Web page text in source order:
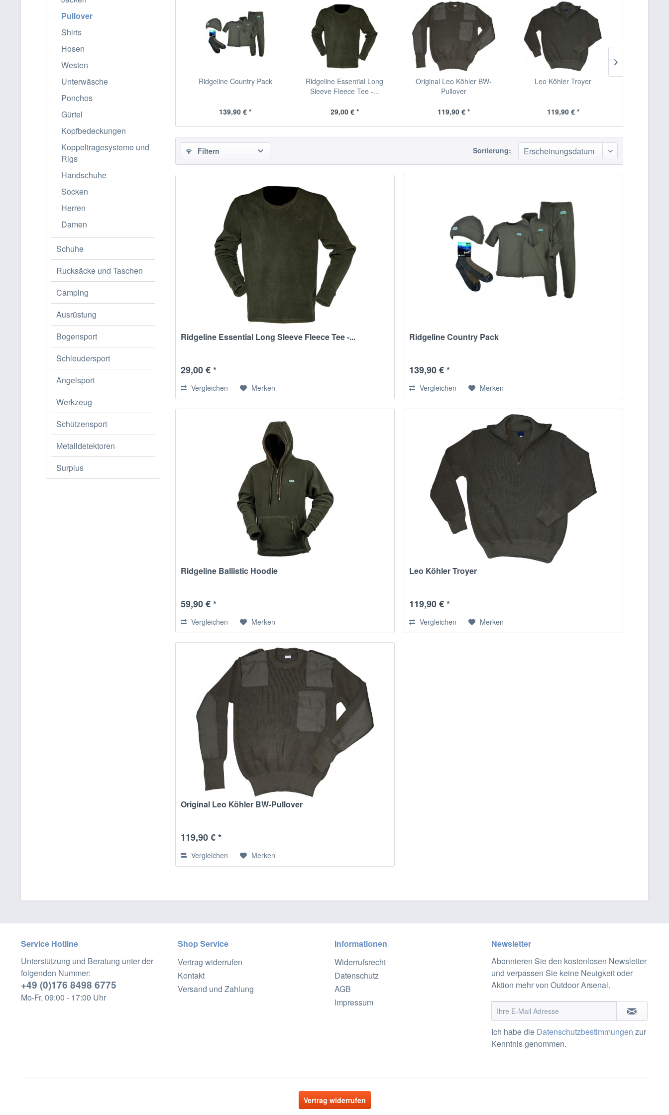
Pullover
Shirts
Hosen
Westen
Unterwäsche
Ponchos
Gürtel
Kopfbedeckungen
Koppeltragesysteme und
Rigs
Handschuhe
Socken
Herren
Damen
Schuhe
Rucksäcke und Taschen
Camping
Ausrüstung
Bogensport
Schleudersport
Angelsport
Werkzeug
Schützensport
Metalldetektoren
Surplus
Ridgeline Country Pack
139,90 € *
Ridgeline Essential Long
Sleeve Fleece Tee -...
29,00 € *
Original Leo Köhler BW-
Pullover
119,90 € *
Leo Köhler Troyer
119,90 € *
Filtern Sortierung:
Ridgeline Essential Long Sleeve Fleece Tee -...
29,00 € *
Vergleichen Merken
Ridgeline Country Pack
139,90 € *
Vergleichen Merken
Ridgeline Ballistic Hoodie
59,90 € *
Vergleichen Merken
Leo Köhler Troyer
119,90 € *
Vergleichen Merken
Original Leo Köhler BW-Pullover
119,90 € *
Vergleichen Merken
Service Hotline
Unterstützung und Beratung unter der
folgenden Nummer:
+49 (0)176 8498 6775
Mo-Fr, 09:00 - 17:00 Uhr
Shop Service
Vertrag widerrufen
Kontakt
Versand und Zahlung
Informationen
Widerrufsrecht
Datenschutz
AGB
Impressum
Newsletter
Abonnieren Sie den kostenlosen Newsletter
und verpassen Sie keine Neuigkeit oder
Aktion mehr von Outdoor Arsenal.
Ich habe die Datenschutzbestimmungen zur
Kenntnis genommen.
Vertrag widerrufen